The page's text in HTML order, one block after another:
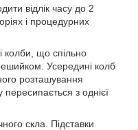
відлік часу до 2
і процедурних
колби, що спільно
Усередині колб
розташування
з однієї
скла. Підставки